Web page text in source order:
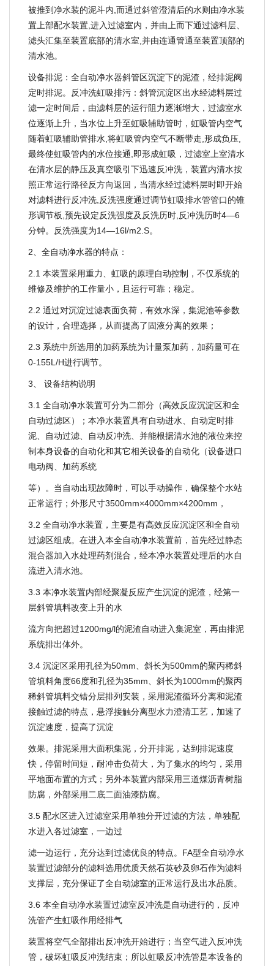
被推到净水装的泥斗内,而通过斜管澄清后的水则由净水装
置上部配水装置,进入过滤室内，并由上而下通过滤料层、
滤头汇集至装置底部的清水室,并由连通管通至装置顶部的
清水池。
设备排泥：全自动净水器斜管区沉淀下的泥渣，经排泥阀
定时排泥。反冲洗虹吸排污：斜管沉淀区出水经滤料层过
滤一定时间后，由滤料层的运行阻力逐渐增大，过滤室水
位逐渐上升，当水位上升至虹吸辅助管时，虹吸管内空气
随着虹吸辅助管排水,将虹吸管内空气不断带走,形成负压,
最终使虹吸管内的水位接通,即形成虹吸，过滤室上室清水
在清水层的静压及真空吸引下迅速反冲洗，装置内清水按
照正常运行路径反方向返回，当清水经过滤料层时即开始
对滤料进行反冲洗,反洗强度通过调节虹吸排水管管口的锥
形调节板,预先设定反洗强度及反洗历时,反冲洗历时4—6
分钟。反洗强度为14—16l/m2.S。
2、全自动净水器的特点：
2.1 本装置采用重力、虹吸的原理自动控制，不仅系统的
维修及维护的工作量小，且运行可靠；稳定。
2.2 通过对沉淀过滤表面负荷，有效水深，集泥池等参数
的设计，合理选择，从而提高了固液分离的效果；
2.3 系统中所选用的加药系统为计量泵加药，加药量可在
0-155L/H进行调节。
3、 设备结构说明
3.1 全自动净水装置可分为二部分（高效反应沉淀区和全
自动过滤区）；本净水装置具有自动进水、自动定时排
泥、自动过滤、自动反冲洗、并能根据清水池的液位来控
制本身设备的自动化和其它相关设备的自动化（设备进口
电动阀、加药系统
等）。当自动出现故障时，可以手动操作，确保整个水站
正常运行；外形尺寸3500mm×4000mm×4200mm，
3.2 全自动净水装置，主要是有高效反应沉淀区和全自动
过滤区组成。在进入本全自动净水装置前，首先经过静态
混合器加入水处理药剂混合，经本净水装置处理后的水自
流进入清水池。
3.3 本净水装置内部经聚凝反应产生沉淀的泥渣，经第一
层斜管填料改变上升的水
流方向把超过1200mg/l的泥渣自动进入集泥室，再由排泥
系统排出体外。
3.4 沉淀区采用孔径为50mm、斜长为500mm的聚丙稀斜
管填料角度66度和孔径为35mm、斜长为1000mm的聚丙
稀斜管填料交错分层排列安装，采用泥渣循环分离和泥渣
接触过滤的特点，悬浮接触分离型水力澄清工艺，加速了
沉淀速度，提高了沉淀
效果。排泥采用大面积集泥，分开排泥，达到排泥速度
快，停留时间短，耐冲击负荷大，为了集水的均匀，采用
平地面布置的方式；另外本装置内部采用三道煤沥青树脂
防腐，外部采用二底二面油漆防腐。
3.5 配水区进入过滤室采用单独分开过滤的方法，单独配
水进入各过滤室，一边过
滤一边运行，充分达到过滤优良的特点。FA型全自动净水
装置过滤部分的滤料选用优质天然石英砂及卵石作为滤料
支撑层，充分保证了全自动滤室的正常运行及出水品质。
3.6 本全自动净水装置过滤室反冲洗是自动进行的，反冲
洗管产生虹吸作用经排气
装置将空气全部排出反冲洗开始进行；当空气进入反冲洗
管，破坏虹吸反冲洗结束；所以虹吸反冲洗管是本设备的